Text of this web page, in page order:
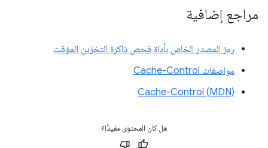
مراجع إضافية
رمز المصدر الخاص بأداة فحص ذاكرة التخزين المؤقت
مواصفات Cache-Control
Cache-Control (MDN)
هل كان المحتوى مفيدًا؟